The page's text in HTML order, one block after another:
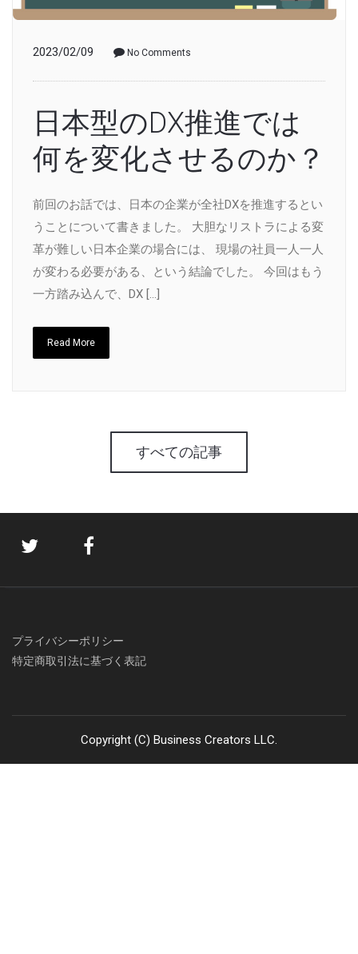
2023/02/09 No Comments
日本型のDX推進では
何を変化させるのか？
前回のお話では、日本の企業が全社DXを推進するとい
うことについて書きました。 大胆なリストラによる変
革が難しい日本企業の場合には、 現場の社員一人一人
が変わる必要がある、という結論でした。 今回はもう
一方踏み込んで、DX […]
Read More
すべての記事
プライバシーポリシー
特定商取引法に基づく表記
Copyright (C) Business Creators LLC.